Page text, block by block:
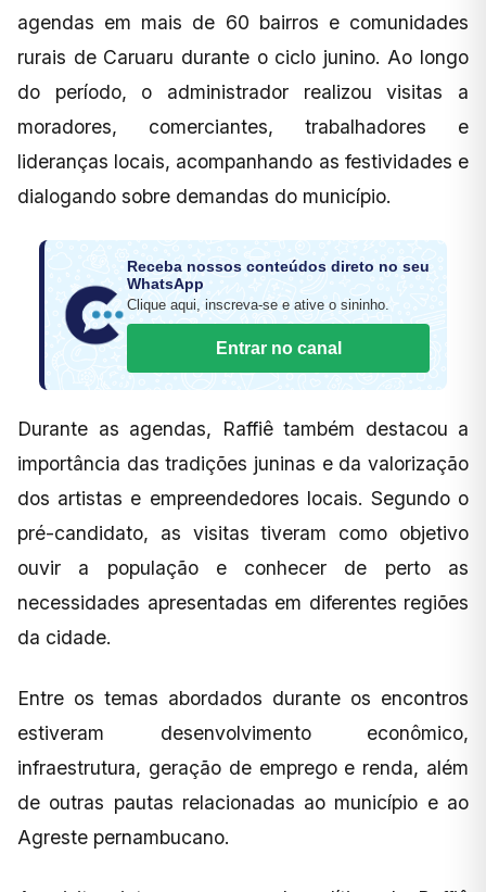
agendas em mais de 60 bairros e comunidades
rurais de Caruaru durante o ciclo junino. Ao longo
do período, o administrador realizou visitas a
moradores, comerciantes, trabalhadores e
lideranças locais, acompanhando as festividades e
dialogando sobre demandas do município.
Receba nossos conteúdos direto no seu
WhatsApp
Clique aqui, inscreva-se e ative o sininho.
Entrar no canal
Durante as agendas, Raffiê também destacou a
importância das tradições juninas e da valorização
dos artistas e empreendedores locais. Segundo o
pré-candidato, as visitas tiveram como objetivo
ouvir a população e conhecer de perto as
necessidades apresentadas em diferentes regiões
da cidade.
Entre os temas abordados durante os encontros
estiveram desenvolvimento econômico,
infraestrutura, geração de emprego e renda, além
de outras pautas relacionadas ao município e ao
Agreste pernambucano.